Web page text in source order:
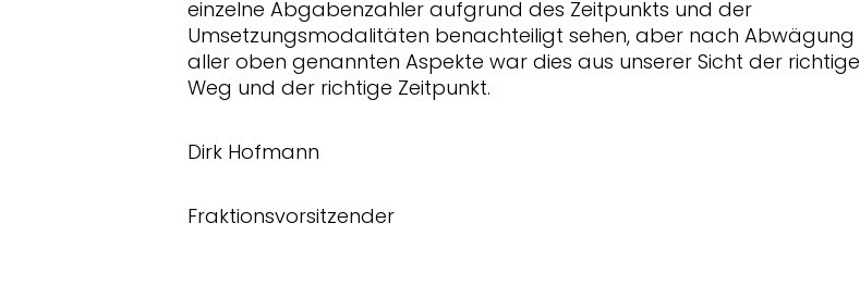
einzelne Abgabenzahler aufgrund des Zeitpunkts und der
Umsetzungsmodalitäten benachteiligt sehen, aber nach Abwägung
aller oben genannten Aspekte war dies aus unserer Sicht der richtige
Weg und der richtige Zeitpunkt.
Dirk Hofmann
Fraktionsvorsitzender